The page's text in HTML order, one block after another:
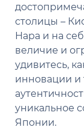
столицы –
Нара и на
величие и
удивитесь,
инновации и
уникальное
Японии.